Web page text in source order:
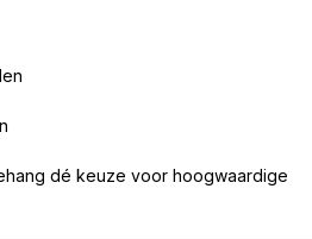
dé keuze voor hoogwaardige